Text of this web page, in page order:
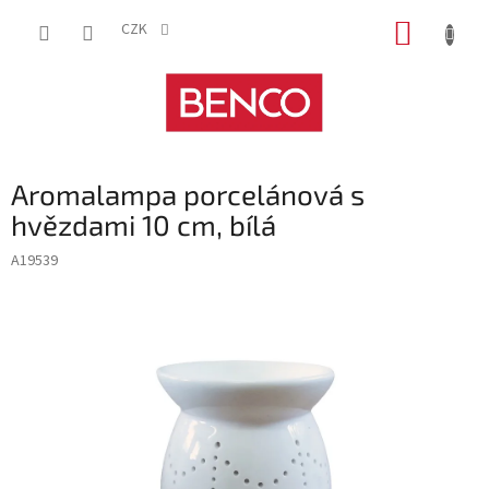
CZK
Aromalampa porcelánová s
hvězdami 10 cm, bílá
A19539